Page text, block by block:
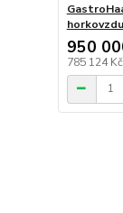
950
785 124 Kč